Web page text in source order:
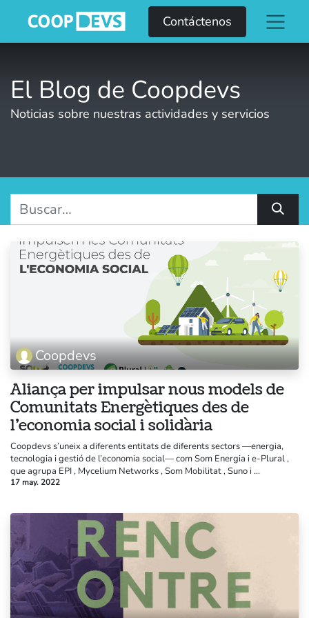
Contáctenos
El Blog de Coopdevs
Noticias sobre nuestras actividades y servicios
Coopdevs
Aliança per impulsar nous models de
Comunitats Energètiques des de
l’economia social i solidària
Coopdevs s’uneix a diferents entitats de diferents sectors —energia,
tecnologia i gestió de l’economia social— com Som Energia i e-Plural ,
que agrupa EPI , Mycelium Networks , Som Mobilitat , Suno i ...
17 may. 2022